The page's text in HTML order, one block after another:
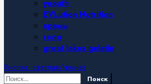
yeouth
EVLution Nutrition
кремы
тело
great lakes gelatin
Кнопка: светлая/темная
Найти: